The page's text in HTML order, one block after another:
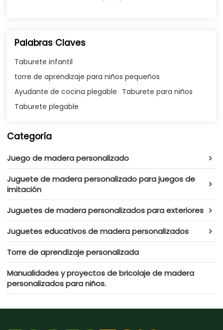
Palabras Claves
Taburete infantil
torre de aprendizaje para niños pequeños
Ayudante de cocina plegable Taburete para niños
Taburete plegable
Categoría
Juego de madera personalizado
Juguete de madera personalizado para juegos de
imitación
Juguetes de madera personalizados para exteriores
Juguetes educativos de madera personalizados
Torre de aprendizaje personalizada
Manualidades y proyectos de bricolaje de madera
personalizados para niños.